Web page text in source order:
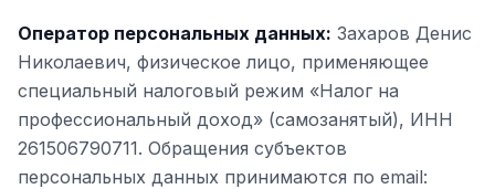
Оператор персональных данных: Захаров Денис
Николаевич, физическое лицо, применяющее
специальный налоговый режим «Налог на
профессиональный доход» (самозанятый), ИНН
261506790711. Обращения субъектов
персональных данных принимаются по email: